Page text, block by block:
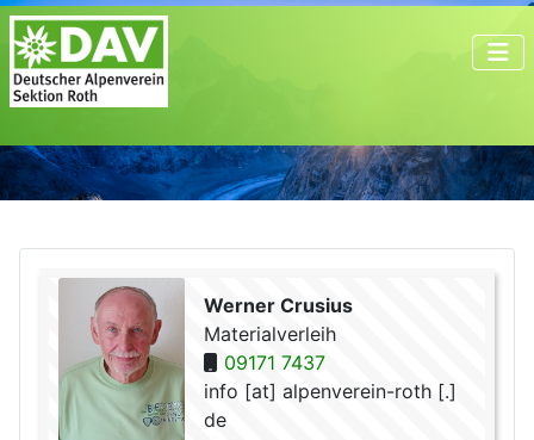
Werner Crusius
Materialverleih
09171 7437
info [at] alpenverein-roth [.]
de